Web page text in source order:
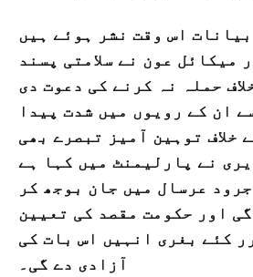
اس وقت نشر ہوئے ہیں
میکائل عون نے سلامتی پسند
حملہ نہ کرنے کی دعوت دی
ان کے رویوں میں شدت پیدا
خلاف توہین آمیز تبصرے بھی
نے پارلیمنٹ میں کہا ہے
عرسال میں جان بوجھ کر
اور حکومت مقصد کی تعیین
کئے بغری انہیں اس بات کی
آزادی دے گی۔